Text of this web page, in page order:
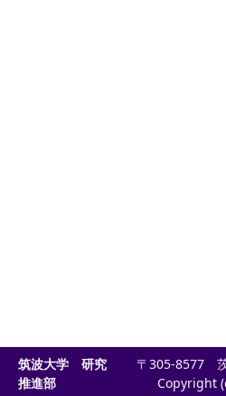
筑波大学 研究
推進部
〒305-8577
Copyright